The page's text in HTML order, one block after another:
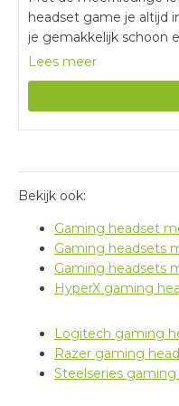
headset game je altijd
je gemakkelijk schoon
klapt de microfoon van
verbinding zit je altijd
Doordat stereo geluid
Lees meer
Bekijk ook:
Gaming headset
Gaming headsets
Gaming headsets
HyperX gaming
Logitech gaming
Razer gaming
Steelseries